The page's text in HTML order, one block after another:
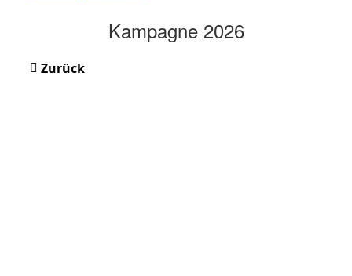
Kampagne 2026
Zurück